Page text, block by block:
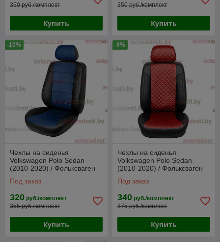
350 руб./комплект
Купить
350 руб./комплект
Купить
-10%
Чехлы на сиденья
Volkswagen Polo Sedan
(2010-2020) / Фольксваген
Под заказ
320 руб./комплект
355 руб./комплект
Купить
-9%
Чехлы на сиденья
Volkswagen Polo Sedan
(2010-2020) / Фольксваген
РОМБ)
Под заказ
340 руб./комплект
375 руб./комплект
Купить